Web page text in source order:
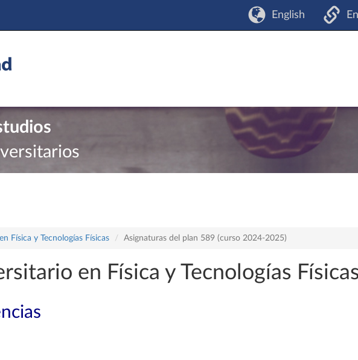
English
Física y Tecnologías Físicas Asignaturas del plan 589 (curso 2024-2025)
en Física y Tecnologías